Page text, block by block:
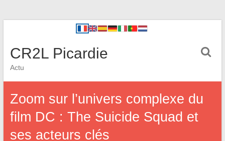
CR2L Picardie
Actu
Zoom sur l’univers complexe du
film DC : The Suicide Squad et
ses acteurs clés